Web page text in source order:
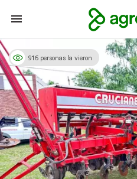
916 personas la vieron